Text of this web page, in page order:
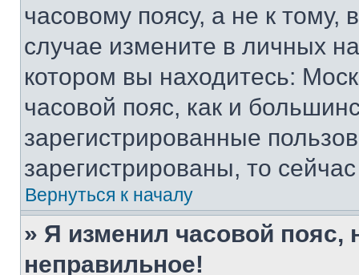
часовому поясу, а не к тому,
случае измените в личных
котором вы находитесь:
часовой пояс, как и
зарегистрированные
зарегистрированы, то
Вернуться к началу
» Я изменил часовой пояс,
неправильное!